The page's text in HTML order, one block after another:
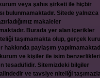
veya şahıs şirketi ile hiçbir
bulunmamaktadır. Sitede yalnızca
makaleler
Burada yer alan içerikler
taşımamakta olup, gerçek
hakkında paylaşım
ve kişiler ile isim benzerlikleri
tesadüfidir. Sitemizdeki bilgiler
ve tavsiye niteliği